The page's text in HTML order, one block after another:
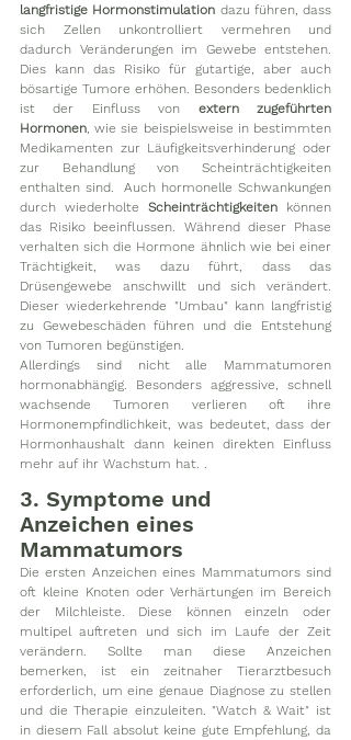
langfristige Hormonstimulation dazu führen, dass
sich Zellen unkontrolliert vermehren und
dadurch Veränderungen im Gewebe entstehen.
Dies kann das Risiko für gutartige, aber auch
bösartige Tumore erhöhen. Besonders bedenklich
ist der Einfluss von extern zugeführten
Hormonen, wie sie beispielsweise in bestimmten
Medikamenten zur Läufigkeitsverhinderung oder
zur Behandlung von Scheinträchtigkeiten
enthalten sind.  Auch hormonelle Schwankungen
durch wiederholte Scheinträchtigkeiten können
das Risiko beeinflussen. Während dieser Phase
verhalten sich die Hormone ähnlich wie bei einer
Trächtigkeit, was dazu führt, dass das
Drüsengewebe anschwillt und sich verändert.
Dieser wiederkehrende "Umbau" kann langfristig
zu Gewebeschäden führen und die Entstehung
von Tumoren begünstigen.
Allerdings sind nicht alle Mammatumoren
hormonabhängig. Besonders aggressive, schnell
wachsende Tumoren verlieren oft ihre
Hormonempfindlichkeit, was bedeutet, dass der
Hormonhaushalt dann keinen direkten Einfluss
mehr auf ihr Wachstum hat. .
3. Symptome und
Anzeichen eines
Mammatumors
Die ersten Anzeichen eines Mammatumors sind
oft kleine Knoten oder Verhärtungen im Bereich
der Milchleiste. Diese können einzeln oder
multipel auftreten und sich im Laufe der Zeit
verändern. Sollte man diese Anzeichen
bemerken, ist ein zeitnaher Tierarztbesuch
erforderlich, um eine genaue Diagnose zu stellen
und die Therapie einzuleiten. "Watch & Wait" ist
in diesem Fall absolut keine gute Empfehlung, da